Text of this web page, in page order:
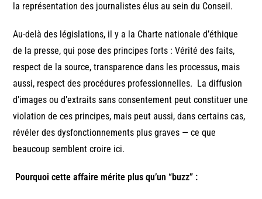
la représentation des journalistes élus au sein du Conseil.
Au-delà des législations, il y a la Charte nationale d’éthique
de la presse, qui pose des principes forts : Vérité des faits,
respect de la source, transparence dans les processus, mais
aussi, respect des procédures professionnelles. La diffusion
d’images ou d’extraits sans consentement peut constituer une
violation de ces principes, mais peut aussi, dans certains cas,
révéler des dysfonctionnements plus graves — ce que
beaucoup semblent croire ici.
Pourquoi cette affaire mérite plus qu’un “buzz” :